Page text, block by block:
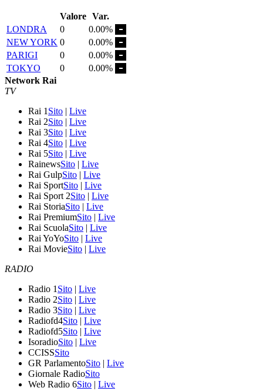
Valore Var.
LONDRA
0
0.00%
NEW YORK 0
0.00%
PARIGI
0
0.00%
TOKYO
0
0.00%
Network Rai
TV
Rai 1 Sito | Live
Rai 2Sito | Live
Rai 3Sito | Live
Rai 4Sito | Live
Rai 5Sito | Live
RainewsSito | Live
Rai GulpSito | Live
Rai SportSito | Live
Rai Sport 2Sito | Live
Rai StoriaSito | Live
Rai PremiumSito | Live
Rai ScuolaSito | Live
Rai YoYoSito | Live
Rai MovieSito | Live
RADIO
Radio 1 Sito | Live
Radio 2Sito | Live
Radio 3Sito | Live
Radiofd4Sito | Live
Radiofd5Sito | Live
IsoradioSito | Live
CCISSSito
GR ParlamentoSito | Live
Giornale RadioSito
Web Radio 6Sito | Live